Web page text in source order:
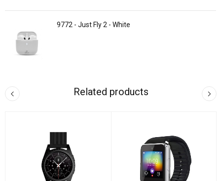
9772 - Just Fly 2 - White
Related products